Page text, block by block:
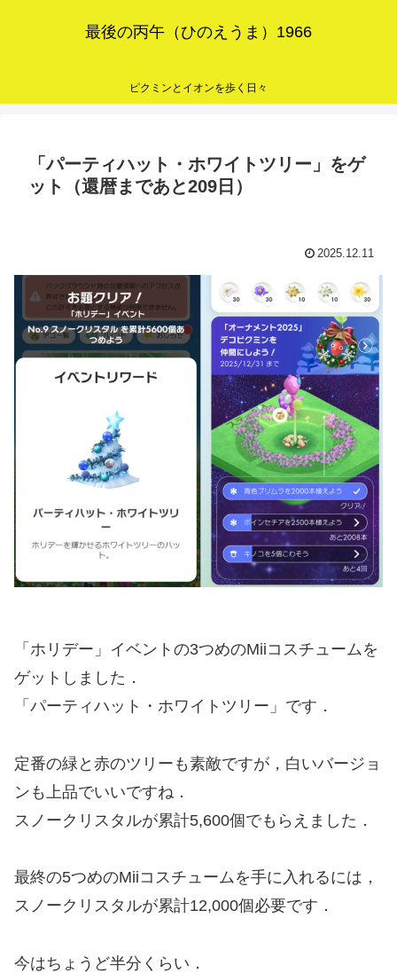
最後の丙午（ひのえうま）1966
ピクミンとイオンを歩く日々
「パーティハット・ホワイトツリー」をゲ
ット（還暦まであと209日）
2025.12.11
「ホリデー」イベントの3つめのMiiコスチュームを
ゲットしました．
「パーティハット・ホワイトツリー」です．
定番の緑と赤のツリーも素敵ですが，白いバージョ
ンも上品でいいですね．
スノークリスタルが累計5,600個でもらえました．
最終の5つめのMiiコスチュームを手に入れるには，
スノークリスタルが累計12,000個必要です．
今はちょうど半分くらい．